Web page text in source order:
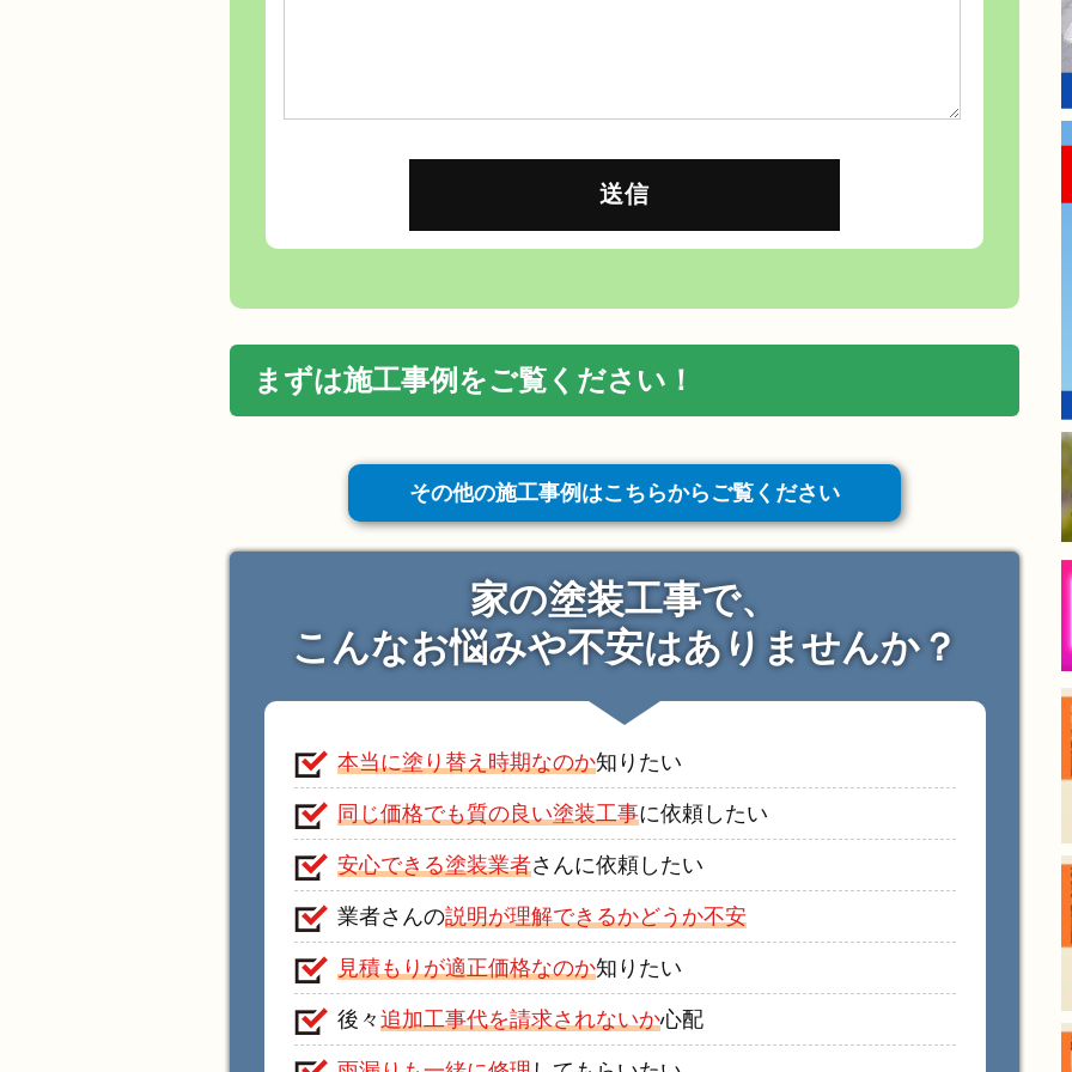
まずは施工事例をご覧ください！
その他の施工事例はこちらからご覧ください
家の塗装工事で、
こんなお悩みや不安はありませんか？
本当に塗り替え時期なのか知りたい
同じ価格でも質の良い塗装工事に依頼したい
安心できる塗装業者さんに依頼したい
業者さんの説明が理解できるかどうか不安
見積もりが適正価格なのか知りたい
後々 追加工事代を請求されないか心配